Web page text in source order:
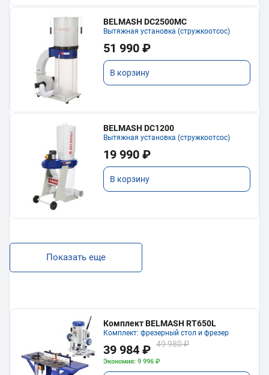
BELMASH DC2500MC
Вытяжная установка (стружкоотсос)
51 990 ₽
В корзину
BELMASH DC1200
Вытяжная установка (стружкоотсос)
19 990 ₽
В корзину
Показать еще
Комплект BELMASH RT650L
Комплект: фрезерный стол и фрезер
39 984 ₽ 49 980 ₽
Экономия: 9 996 ₽